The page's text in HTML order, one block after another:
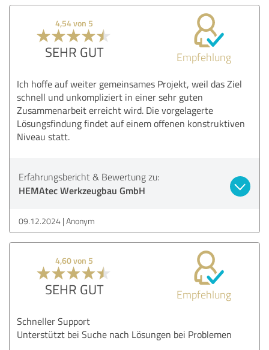
4,54 von 5
SEHR GUT Empfehlung
Ich hoffe auf weiter gemeinsames Projekt, weil das Ziel
schnell und unkompliziert in einer sehr guten
Zusammenarbeit erreicht wird. Die vorgelagerte
Lösungsfindung findet auf einem offenen konstruktiven
Niveau statt.
Erfahrungsbericht & Bewertung zu:
HEMAtec Werkzeugbau GmbH
09.12.2024 Anonym
4,60 von 5
SEHR GUT Empfehlung
Schneller Support
Unterstützt bei Suche nach Lösungen bei Problemen